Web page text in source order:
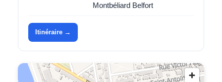
Montbéliard Belfort
Itinéraire →